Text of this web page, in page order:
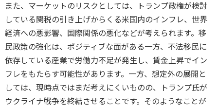
また、マーケットのリスクとしては、トランプ政権が検討
している関税の引き上げからくる米国内のインフレ、世界
経済への悪影響、国際関係の悪化などが考えられます。移
民政策の強化は、ポジティブな面がある一方、不法移民に
依存している産業で労働力不足が発生し、賃金上昇でイン
フレをもたらす可能性があります。一方、想定外の展開と
しては、現時点ではまだ考えにくいものの、トランプ氏が
ウクライナ戦争を終結させることです。そのようなことが